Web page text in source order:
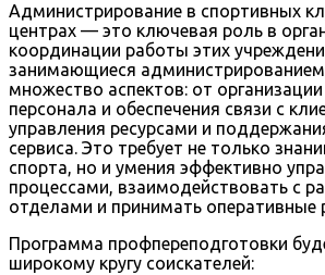
Администрирование в спортивных
центрах — это ключевая роль в
координации работы этих
занимающиеся
множество аспектов: от
персонала и обеспечения связи с
управления ресурсами и
сервиса. Это требует не только
спорта, но и умения эффективно
процессами, взаимодействовать с
отделами и принимать оперативные
Программа профпереподготовки
широкому кругу соискателей: